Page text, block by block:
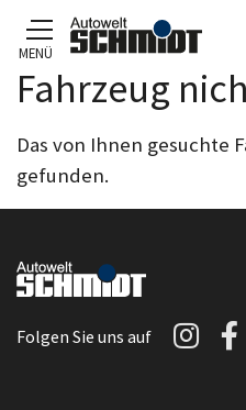
Zum Hauptinhalt
MENÜ
Fahrzeug
Das von Ihnen gesuchte
gefunden.
Folgen Sie uns auf